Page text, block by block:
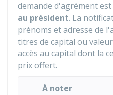
demande d'agrément est
au président. La
prénoms et adresse de
titres de capital ou
accès au capital dont la
prix offert.
À noter